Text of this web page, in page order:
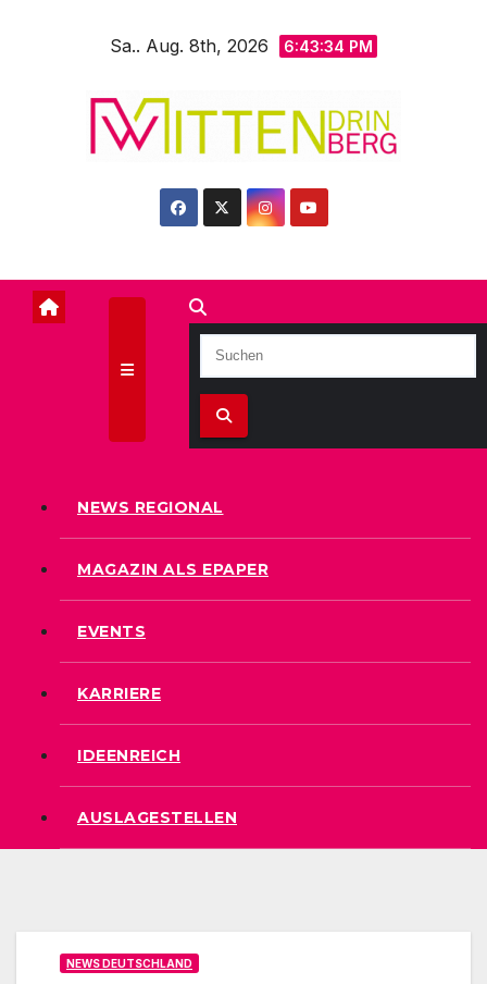
Sa.. Aug. 8th, 2026 6:43:36 PM
NEWS REGIONAL
MAGAZIN ALS EPAPER
EVENTS
KARRIERE
IDEENREICH
AUSLAGESTELLEN
NEWS DEUTSCHLAND